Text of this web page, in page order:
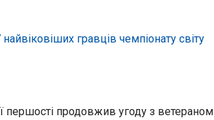
гравців чемпіонату світу
першості продовжив угоду з ветераном